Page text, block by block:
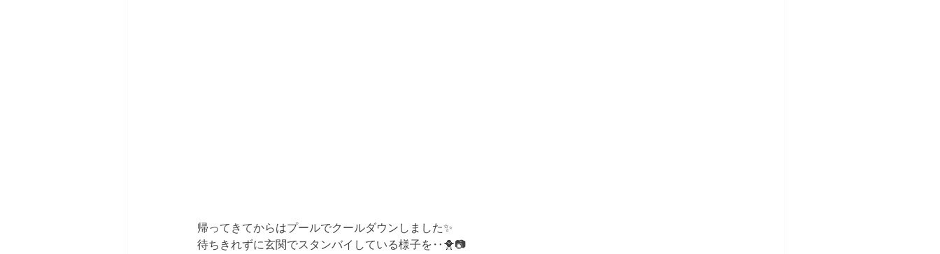
帰ってきてからはプールでクールダウンしました✨
待ちきれずに玄関でスタンバイしている様子を‥🐥📷